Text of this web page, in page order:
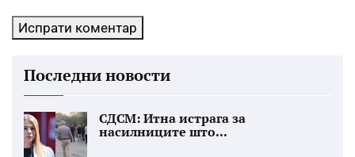
Последни новости
СДСМ: Итна истрага за
насилниците што...